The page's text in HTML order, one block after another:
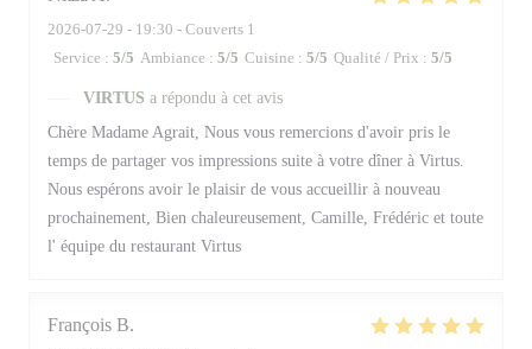
2026-07-29 - 19:30 - Couverts 1
Service : 5/5 Ambiance : 5/5 Cuisine : 5/5 Qualité / Prix : 5/5
VIRTUS a répondu à cet avis
Chère Madame Agrait, Nous vous remercions d'avoir pris le
temps de partager vos impressions suite à votre dîner à Virtus.
Nous espérons avoir le plaisir de vous accueillir à nouveau
prochainement, Bien chaleureusement, Camille, Frédéric et toute
l' équipe du restaurant Virtus
François B